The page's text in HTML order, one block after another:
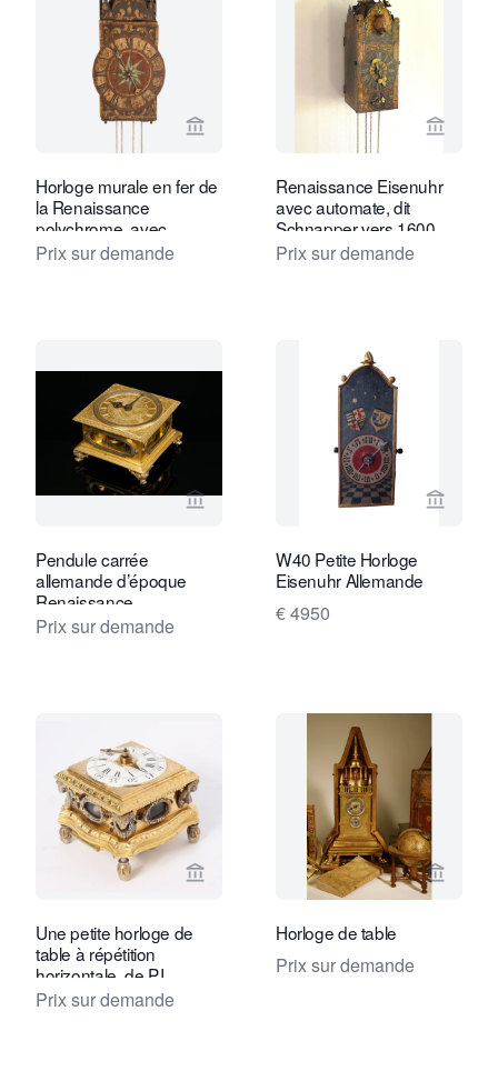
Voir la page vendeur de Van Dreven
Horloge murale en fer de
la Renaissance
polychrome, avec
balancier. Vers 1650, sud
Prix sur demande
Voir la
Renaissance Eisenuhr
avec automate, dit
Schnapper vers 1600
Prix sur demande
Voir la page vendeur de Kollenburg
Pendule carrée
allemande d’époque
Renaissance
Prix sur demande
Voir la
W40 Petite Horloge
Eisenuhr Allemande
€ 4950
Voir la page vendeur de Toebosch
Une petite horloge de
table à répétition
horizontale, de P.I.
Radzinski, vers 1750
Prix sur demande
Voir la
Horloge de table
Prix sur demande